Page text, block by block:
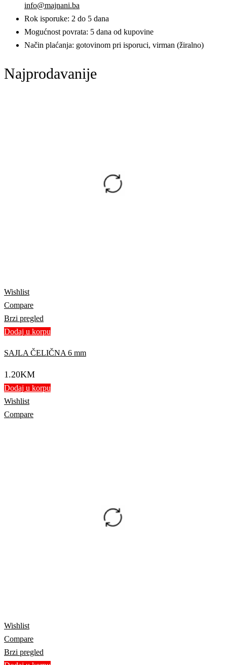
info@majnani.ba
Rok isporuke: 2 do 5 dana
Mogućnost povrata: 5 dana od kupovine
Način plaćanja: gotovinom pri isporuci, virman (žiralno)
Najprodavanije
Wishlist
Compare
Brzi pregled
Dodaj u korpu
SAJLA ČELIČNA 6 mm
1.20KM
Dodaj u korpu
Wishlist
Compare
Wishlist
Compare
Brzi pregled